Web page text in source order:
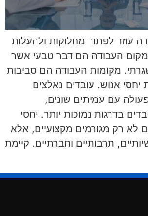
עוזר לפתור מחלוקות ולהעלות
העבודה הם דבר טבעי אשר
מקומות העבודה הם סביבות
יחסי אנוש. עובדים נאלצים
עם עמיתים שונים,
בדרגות נמוכות יותר. יחסי
לא רק מגורמים מקצועיים, אלא
תרבותיים וחברתיים. קיימת